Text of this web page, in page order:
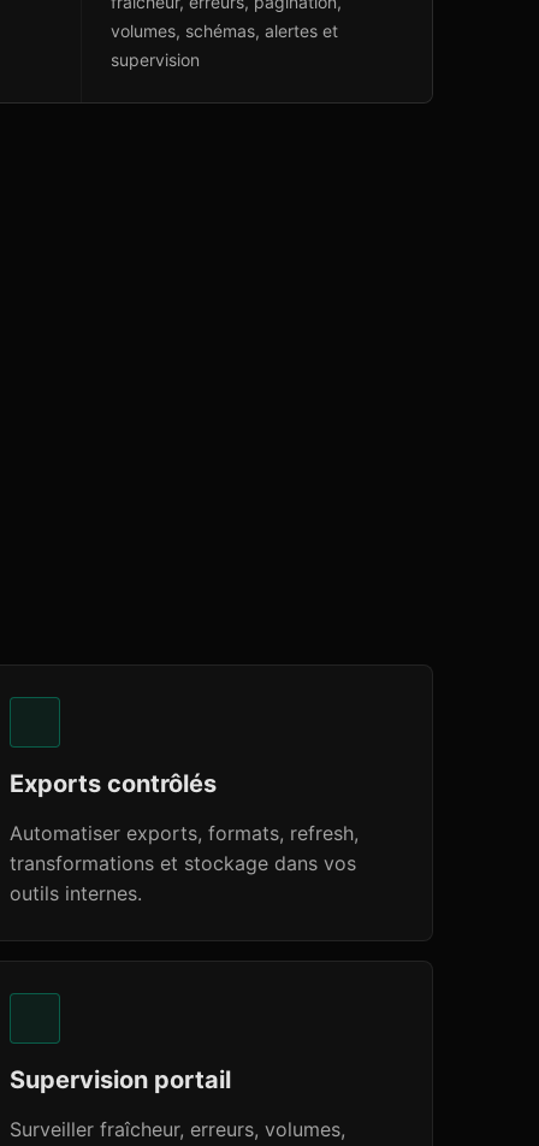
volumes, schémas, alertes et
supervision
Exports contrôlés
Automatiser exports, formats, refresh,
transformations et stockage dans vos
outils internes.
Supervision portail
Surveiller fraîcheur, erreurs, volumes,